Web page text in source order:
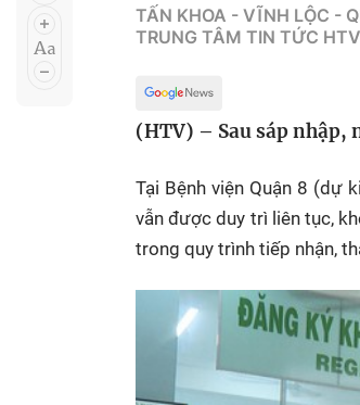
Công nghệ
Sự kiện quan tâm
Chuyên đề
Không gian văn
Chuyển đổi số
TẤN KHOA - VĨNH LỘC -
TRUNG TÂM TIN TỨC HTV
(HTV) – Sau sáp nhập,
Tại Bệnh viện Quận 8 (dự
vẫn được duy trì liên tục,
trong quy trình tiếp nhận,